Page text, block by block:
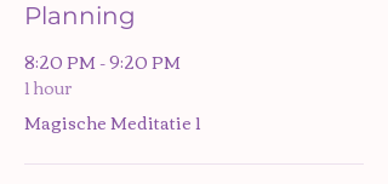
Hoe meer je je verbind met jouw eigen
innerlijke licht, hoe luchtiger het leven
wordt. Het is zo bijzonder hoe we
allemaal op ons eigen tempo mogen
transformeren naar een oneindige staat
zielsgelukkig zijn werkelijk betekend.
Planning
8:20 PM - 9:20 PM
1 hour
Magische Meditatie 1